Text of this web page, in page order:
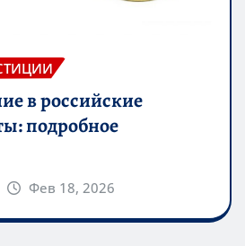
в российские
подробное
Фев 18, 2026